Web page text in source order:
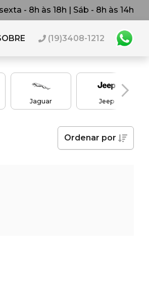
- 8h às 18h | Sáb - 8h às 14h
(19)3408-1212
Jaguar Jeep
Ordenar por